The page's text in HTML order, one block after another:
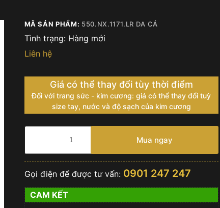
MÃ SẢN PHẨM: 550.NX.1171.LR DA CÁ
Tình trạng: Hàng mới
Liên hệ
Giá có thể thay đổi tùy thời điểm
Đối với trang sức - kim cương: giá có thể thay đổi tuỳ
size tay, nước và độ sạch của kim cương
Đồng
Fusion
Titanium
38mm
dây
Mua ngay
Gọi điện để được tư vấn: 0901 247 247
CAM KẾT